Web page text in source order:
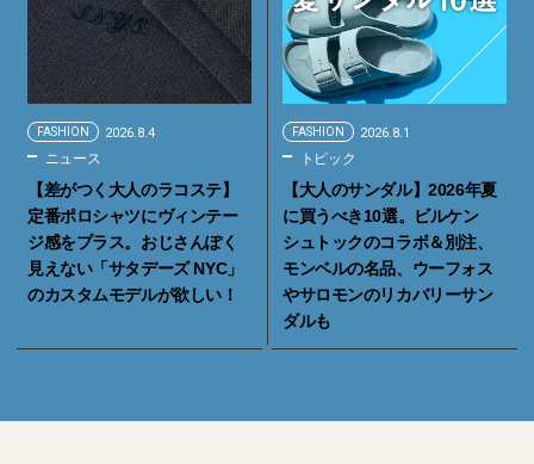
FASHION 2026.8.4
ニュース
【差がつく大人のラコステ】
定番ポロシャツにヴィンテー
ジ感をプラス。おじさんぽく
見えない「サタデーズ NYC」
のカスタムモデルが欲しい！
FASHION 2026.8.1
トピック
【大人のサンダル】2026年夏
に買うべき10選。ビルケン
シュトックのコラボ＆別注、
モンベルの名品、ウーフォス
やサロモンのリカバリーサン
ダルも